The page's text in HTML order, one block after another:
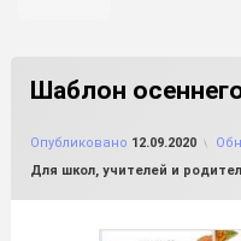
Шаблон
Опубликовано 12.09.2020
Рубрики:
Для школ, учителей и